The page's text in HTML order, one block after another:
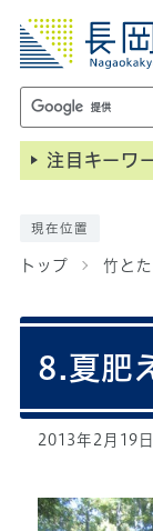
注目キーワ
現在位置
トップ 竹と
8.夏肥
2013年2月19日